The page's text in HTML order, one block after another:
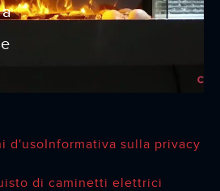
d'usoInformativa sulla privacy
di caminetti elettrici